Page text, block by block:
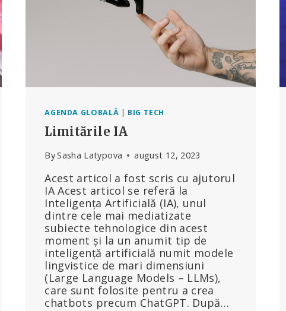
AGENDA GLOBALĂ | BIG TECH
Limitările IA
BySasha Latypova august 12, 2023
Acest articol a fost scris cu ajutorul
IA Acest articol se referă la
Inteligența Artificială (IA), unul
dintre cele mai mediatizate
subiecte tehnologice din acest
moment și la un anumit tip de
inteligență artificială numit modele
lingvistice de mari dimensiuni
(Large Language Models – LLMs),
care sunt folosite pentru a crea
chatbots precum ChatGPT. După…